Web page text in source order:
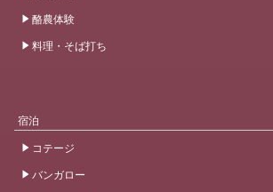
酪農体験
料理・そば打ち
宿泊
コテージ
バンガロー